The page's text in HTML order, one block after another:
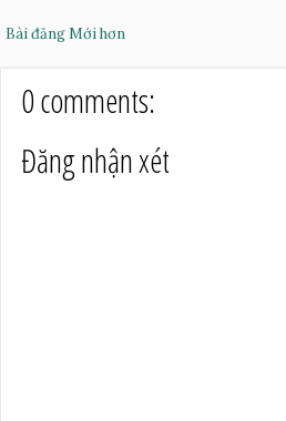
Bài đăng Mới hơn
0 comments:
Đăng nhận xét